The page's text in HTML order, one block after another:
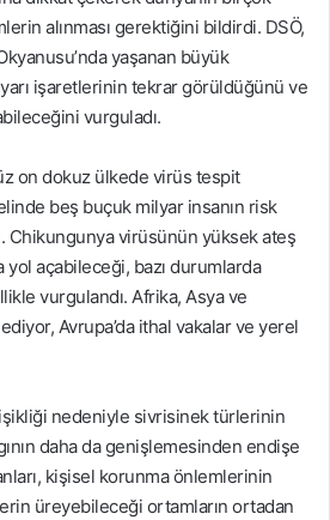
alınması gerektiğini bildirdi. DSÖ,
yaşanan büyük
işaretlerinin tekrar görüldüğünü ve
vurguladı.
on dokuz ülkede virüs tespit
beş buçuk milyar insanın risk
Chikungunya virüsünün yüksek ateş
yol açabileceği, bazı durumlarda
vurgulandı. Afrika, Asya ve
Avrupa’da ithal vakalar ve yerel
nedeniyle sivrisinek türlerinin
daha da genişlemesinden endişe
kişisel korunma önlemlerinin
üreyebileceği ortamların ortadan